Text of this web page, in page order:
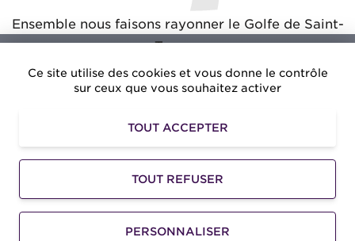
Ce site utilise des cookies et vous donne le contrôle
sur ceux que vous souhaitez activer
TOUT ACCEPTER
TOUT REFUSER
PERSONNALISER
Ensemble nous faisons rayonner le Golfe de Saint-
Tropez
Amusezvous.net: Des avantages exclusifs pour vos
©2026 -
-
Mentions légales-Accessibilité-Gestion des
informations personnelles